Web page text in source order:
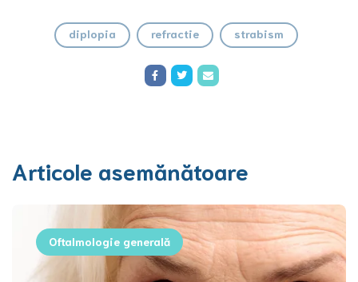
diplopia refractie strabism
Articole asemănătoare
Oftalmologie generală